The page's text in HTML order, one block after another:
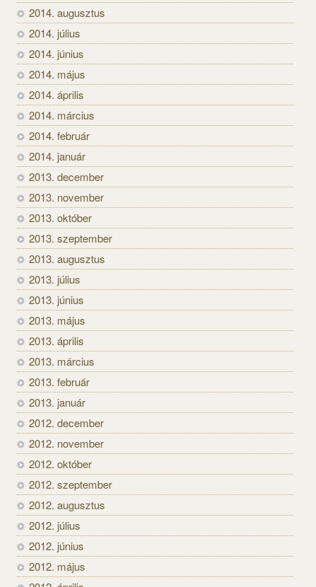
2014. augusztus
2014. július
2014. június
2014. május
2014. április
2014. március
2014. február
2014. január
2013. december
2013. november
2013. október
2013. szeptember
2013. augusztus
2013. július
2013. június
2013. május
2013. április
2013. március
2013. február
2013. január
2012. december
2012. november
2012. október
2012. szeptember
2012. augusztus
2012. július
2012. június
2012. május